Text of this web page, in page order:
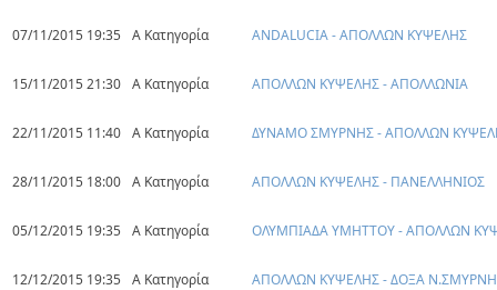
07/11/2015 19:35 Α Κατηγορία ANDALUCIA - ΑΠΟΛΛΩΝ ΚΥΨΕΛΗΣ
15/11/2015 21:30 Α Κατηγορία ΑΠΟΛΛΩΝ ΚΥΨΕΛΗΣ - ΑΠΟΛΛΩΝΙΑ
22/11/2015 11:40 Α Κατηγορία ΔΥΝΑΜΟ ΣΜΥΡΝΗΣ - ΑΠΟΛΛΩΝ
28/11/2015 18:00 Α Κατηγορία ΑΠΟΛΛΩΝ ΚΥΨΕΛΗΣ - ΠΑΝΕΛΛΗΝΙΟΣ
05/12/2015 19:35 Α Κατηγορία ΟΛΥΜΠΙΑΔΑ ΥΜΗΤΤΟΥ - ΑΠΟΛΛΩΝ
12/12/2015 19:35 Α Κατηγορία ΑΠΟΛΛΩΝ ΚΥΨΕΛΗΣ - ΔΟΞΑ